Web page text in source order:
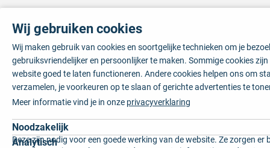
Wij gebruiken cookies
Wij maken gebruik van cookies en soortgelijke technieken om je
gebruiksvriendelijker en persoonlijker te maken. Sommige cookies
website goed te laten functioneren. Andere cookies helpen ons om
verzamelen, je voorkeuren op te slaan of gerichte advertenties te
Meer informatie vind je in onze privacyverklaring
Noodzakelijk
Deze zijn nodig voor een goede werking van de website. Ze zorgen er
Analytisch